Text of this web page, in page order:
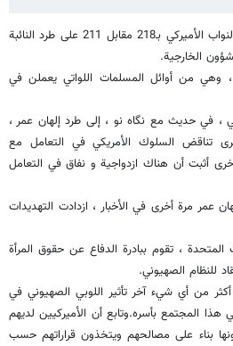
وبحسب نگاه نو ، صوّت مجلس النواب الأميركي بـ218 مقابل 211 على طرد النائبة
الخارجية.
وهي من أوائل المسلمات اللواتي یعملن في
، في حديث مع نگاه نو ، إلى طرد إلهان عمر ،
تناقض السلوك الأمريكي في التعامل مع
أثبت أن هناك ازدواجية و نفاق في التعامل
عمر مرة أخرى في الأخبار ، ازدادت التهديدات
، تقوم ببادرة الدفاع عن حقوق المرأة
للنظام الصهيوني.
من أي شيء آخر تأثير اللوبي الصهيوني في
المجتمع بأسره.وتابع أن الأميركيين لديهم
بناء على مصالحهم ويتخذون قراراتهم حسب